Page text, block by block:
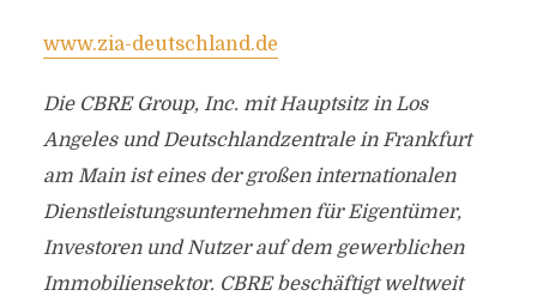
www.zia-deutschland.de
Die CBRE Group, Inc. mit Hauptsitz in Los
Angeles und Deutschlandzentrale in Frankfurt
am Main ist eines der großen internationalen
Dienstleistungsunternehmen für Eigentümer,
Investoren und Nutzer auf dem gewerblichen
Immobiliensektor. CBRE beschäftigt weltweit